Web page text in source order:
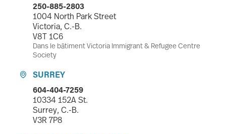
250-885-2803
1004 North Park Street
Victoria, C.-B.
V8T 1C6
Dans le bâtiment Victoria Immigrant & Refugee Centre
Society

SURREY
604-404-7259
10334 152A St.
Surrey, C.-B.
V3R 7P8